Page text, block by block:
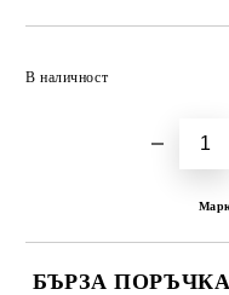
В наличност
БЪРЗА